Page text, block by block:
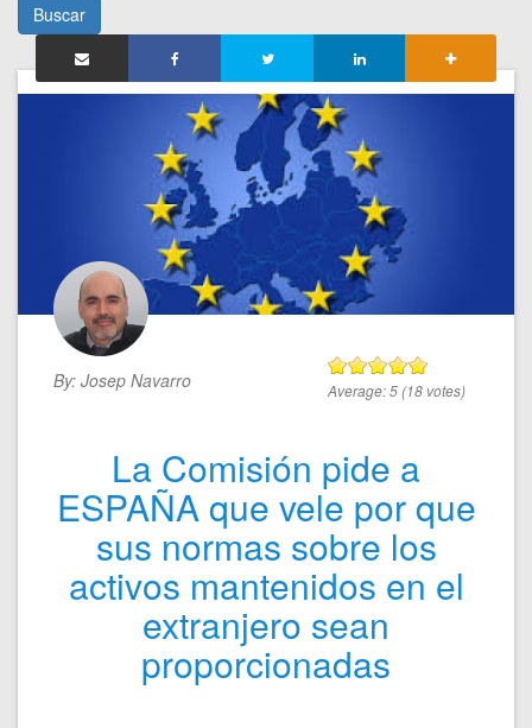
Buscar
By: Josep Navarro Average:5(18 votes)
La Comisión pide a
ESPAÑA que vele por que
sus normas sobre los
activos mantenidos en el
extranjero sean
proporcionadas